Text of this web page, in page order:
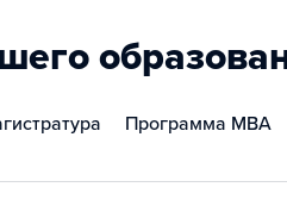
Программа MBA